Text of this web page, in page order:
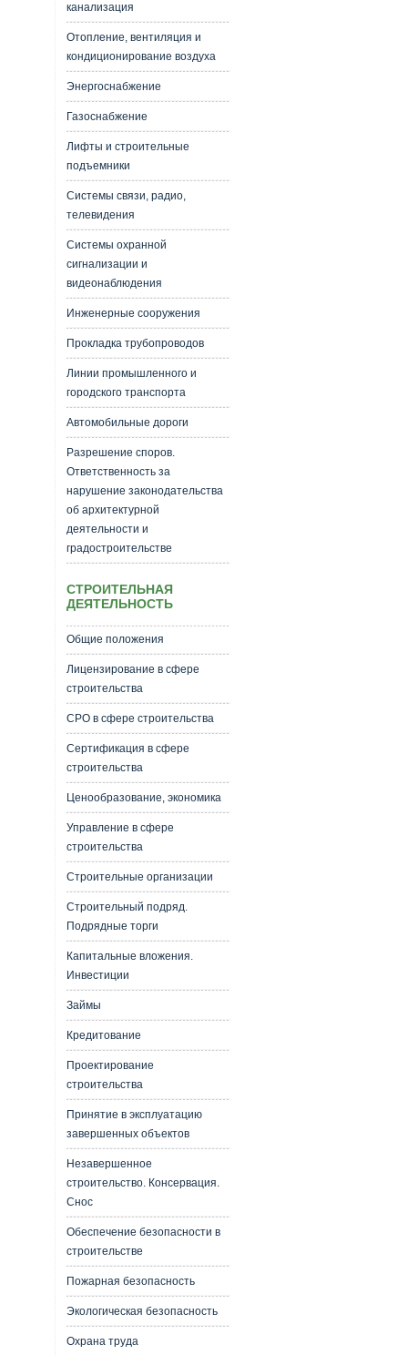
канализация
Отопление, вентиляция и
кондиционирование воздуха
Энергоснабжение
Газоснабжение
Лифты и строительные
подъемники
Системы связи, радио,
телевидения
Системы охранной
сигнализации и
видеонаблюдения
Инженерные сооружения
Прокладка трубопроводов
Линии промышленного и
городского транспорта
Автомобильные дороги
Разрешение споров.
Ответственность за
нарушение законодательства
об архитектурной
деятельности и
градостроительстве
СТРОИТЕЛЬНАЯ
ДЕЯТЕЛЬНОСТЬ
Общие положения
Лицензирование в сфере
строительства
СРО в сфере строительства
Сертификация в сфере
строительства
Ценообразование, экономика
Управление в сфере
строительства
Строительные организации
Строительный подряд.
Подрядные торги
Капитальные вложения.
Инвестиции
Займы
Кредитование
Проектирование
строительства
Принятие в эксплуатацию
завершенных объектов
Незавершенное
строительство. Консервация.
Снос
Обеспечение безопасности в
строительстве
Пожарная безопасность
Экологическая безопасность
Охрана труда